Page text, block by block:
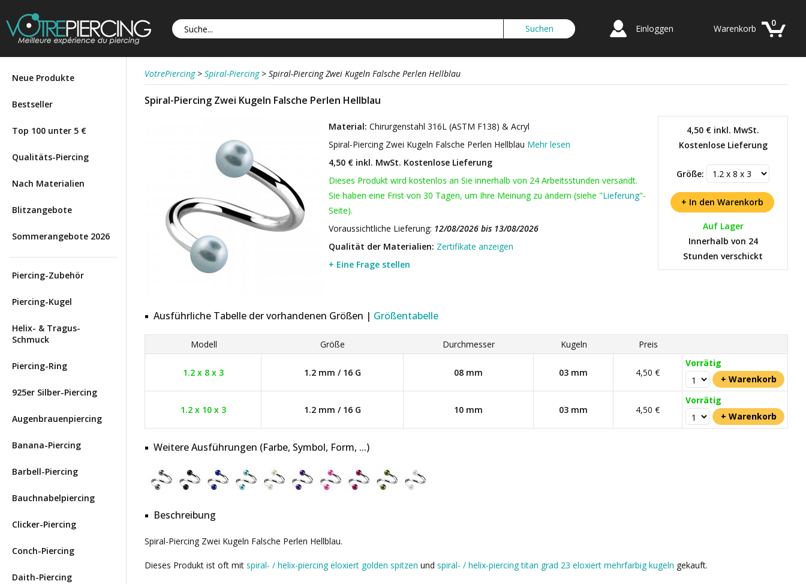
Einloggen
0
Warenkorb
Neue Produkte
Bestseller
Top 100 unter 5 €
Qualitäts-Piercing
Nach Materialien
Blitzangebote
Sommerangebote 2026
Piercing-Zubehör
Piercing-Kugel
Helix- & Tragus-
Schmuck
Piercing-Ring
925er Silber-Piercing
Augenbrauenpiercing
Banana-Piercing
Barbell-Piercing
Bauchnabelpiercing
Clicker-Piercing
Conch-Piercing
Daith-Piercing
VotrePiercing > Spiral-Piercing > Spiral-Piercing Zwei Kugeln Falsche Perlen Hellblau
Spiral-Piercing Zwei Kugeln Falsche Perlen Hellblau
4,50 € inkl. MwSt.
Kostenlose Lieferung
Größe:
Auf Lager
Innerhalb von 24
Stunden verschickt
Material: Chirurgenstahl 316L (ASTM F138) & Acryl
Spiral-Piercing Zwei Kugeln Falsche Perlen Hellblau Mehr lesen
4,50 € inkl. MwSt. Kostenlose Lieferung
Dieses Produkt wird kostenlos an Sie innerhalb von 24 Arbeitsstunden versandt.
Sie haben eine Frist von 30 Tagen, um Ihre Meinung zu ändern (siehe "Lieferung"-
Seite).
Voraussichtliche Lieferung: 12/08/2026 bis 13/08/2026
Qualität der Materialien: Zertifikate anzeigen
+ Eine Frage stellen
Ausführliche Tabelle der vorhandenen Größen | Größentabelle
Modell Größe Durchmesser Kugeln Preis
1.2 x 8 x 3 1.2 mm / 16 G 08 mm 03 mm 4,50 €
Vorrätig
1.2 x 10 x 3 1.2 mm / 16 G 10 mm 03 mm 4,50 €
Vorrätig
Weitere Ausführungen (Farbe, Symbol, Form, ...)
Beschreibung
Spiral-Piercing Zwei Kugeln Falsche Perlen Hellblau.
Dieses Produkt ist oft mit spiral- / helix-piercing eloxiert golden spitzen und spiral- / helix-piercing titan grad 23 eloxiert mehrfarbig kugeln gekauft.